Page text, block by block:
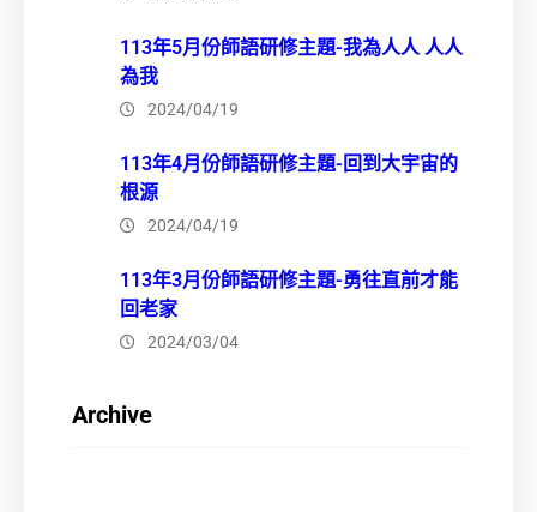
113年5月份師語研修主題-我為人人 人人
為我
2024/04/19
113年4月份師語研修主題-回到大宇宙的
根源
2024/04/19
113年3月份師語研修主題-勇往直前才能
回老家
2024/03/04
Archive